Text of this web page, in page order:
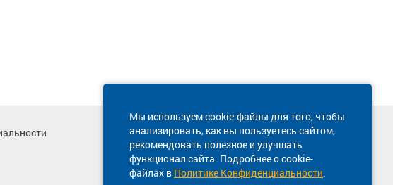
Мы используем cookie-файлы для того, чтобы
анализировать, как вы пользуетесь сайтом,
рекомендовать полезное и улучшать
функционал сайта. Подробнее о cookie-
файлах в Политике Конфиденциальности.
Техническая поддержка сайта
8 800 600-03-38